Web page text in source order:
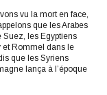
vu la mort en face,
que les Arabes
Suez, les Egyptiens
et Rommel dans le
que les Syriens
lança à l’époque